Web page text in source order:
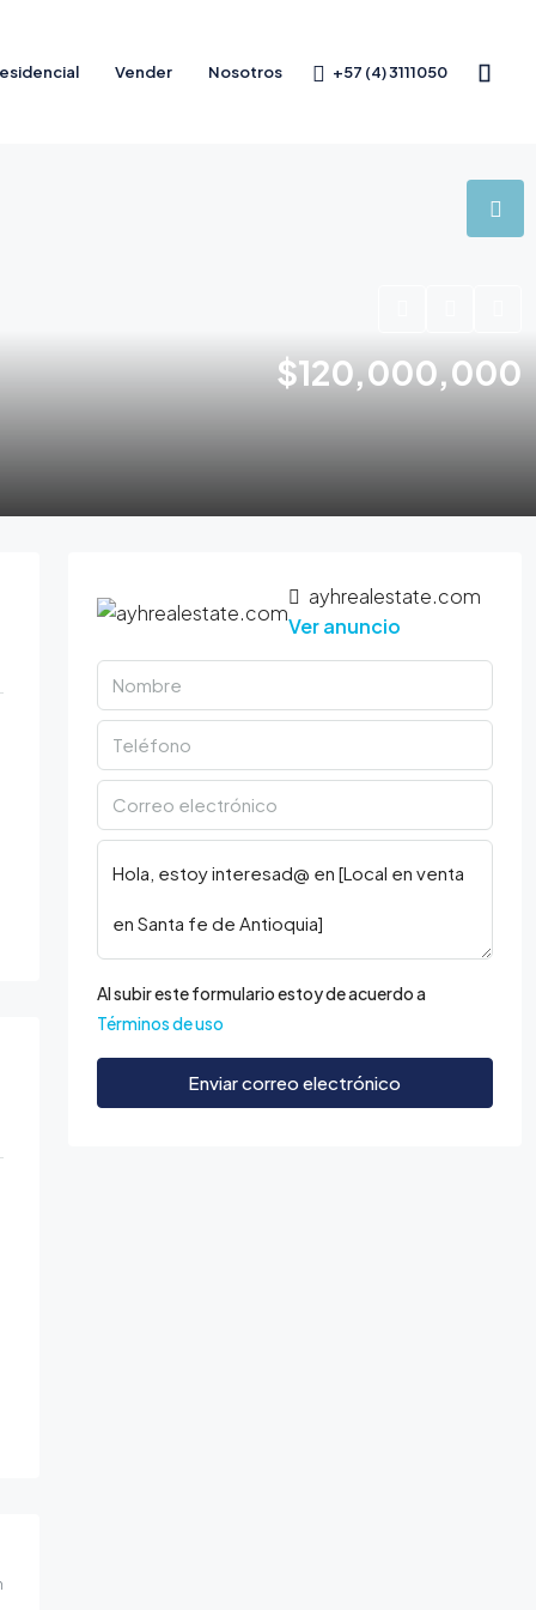
Vender Nosotros +57 (4) 3111050
$120,000,000
ayhrealestate.com
Ver anuncio
Al subir este formulario estoy de acuerdo a
Términos de uso
Enviar correo electrónico